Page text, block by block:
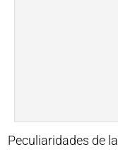
Peculiaridades de